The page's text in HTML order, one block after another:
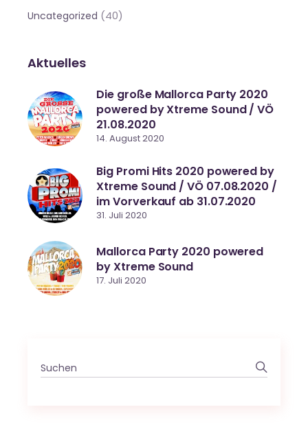
Uncategorized (40)
Aktuelles
Die große Mallorca Party 2020
powered by Xtreme Sound / VÖ
21.08.2020
14. August 2020
Big Promi Hits 2020 powered by
Xtreme Sound / VÖ 07.08.2020 /
im Vorverkauf ab 31.07.2020
31. Juli 2020
Mallorca Party 2020 powered
by Xtreme Sound
17. Juli 2020
Search
for: